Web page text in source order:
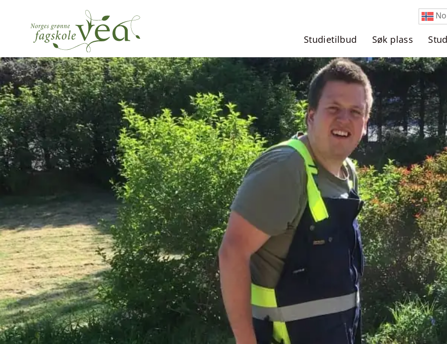
Studietilbud Søk plass